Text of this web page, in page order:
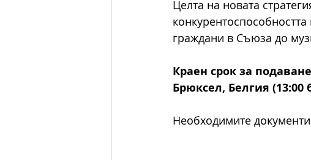
Целта на новата
граждани в Съюза до
Краен срок за
Брюксел, Белгия (13:00
Необходимите